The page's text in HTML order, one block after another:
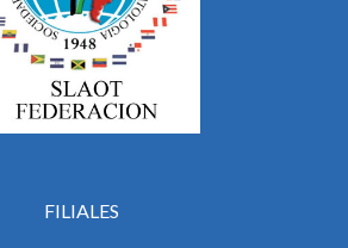
FILIALES